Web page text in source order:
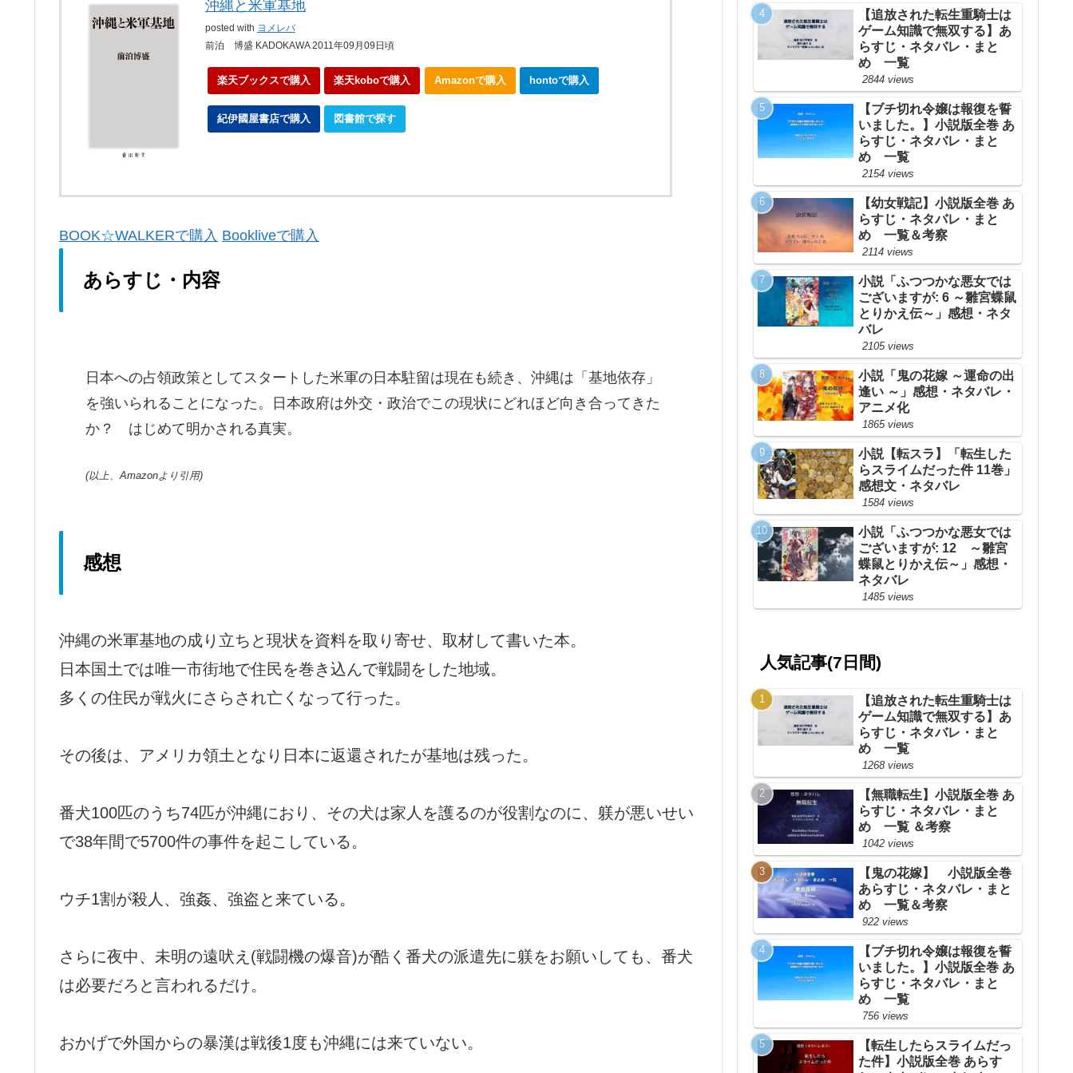
沖縄と米軍基地
posted with ヨメレバ
前泊 博盛 KADOKAWA 2011年09月09日頃
楽天ブックスで購入 楽天koboで購入 Amazonで購入 hontoで購入
紀伊國屋書店で購入 図書館で探す
BOOK☆WALKERで購入 Bookliveで購入
あらすじ・内容
日本への占領政策としてスタートした米軍の日本駐留は現在も続き、沖縄は「基地依存」
を強いられることになった。日本政府は外交・政治でこの現状にどれほど向き合ってきた
か？ はじめて明かされる真実。
(以上、Amazonより引用)
感想
沖縄の米軍基地の成り立ちと現状を資料を取り寄せ、取材して書いた本。
日本国土では唯一市街地で住民を巻き込んで戦闘をした地域。
多くの住民が戦火にさらされ亡くなって行った。
その後は、アメリカ領土となり日本に返還されたが基地は残った。
番犬100匹のうち74匹が沖縄におり、その犬は家人を護るのが役割なのに、躾が悪いせい
で38年間で5700件の事件を起こしている。
ウチ1割が殺人、強姦、強盗と来ている。
さらに夜中、未明の遠吠え(戦闘機の爆音)が酷く番犬の派遣先に躾をお願いしても、番犬
は必要だろと言われるだけ。
おかげで外国からの暴漢は戦後1度も沖縄には来ていない。
【追放された転生重騎士は
ゲーム知識で無双する】あ
らすじ・ネタバレ・まと
め 一覧
2844 views
【ブチ切れ令嬢は報復を誓
いました。】小説版全巻 あ
らすじ・ネタバレ・まと
め 一覧
2154 views
【幼女戦記】小説版全巻 あ
らすじ・ネタバレ・まと
め 一覧＆考察
2114 views
小説「ふつつかな悪女では
ございますが: 6 ～雛宮蝶鼠
とりかえ伝～」感想・ネタ
バレ
2105 views
小説「鬼の花嫁 ～運命の出
逢い ～」感想・ネタバレ・
アニメ化
1865 views
小説【転スラ】「転生した
らスライムだった件 11巻」
感想文・ネタバレ
1584 views
小説「ふつつかな悪女では
ございますが: 12 ～雛宮
蝶鼠とりかえ伝～」感想・
ネタバレ
1485 views
人気記事(7日間)
【追放された転生重騎士は
ゲーム知識で無双する】あ
らすじ・ネタバレ・まと
め 一覧
1268 views
【無職転生】小説版全巻 あ
らすじ・ネタバレ・まと
め 一覧 ＆考察
1042 views
【鬼の花嫁】 小説版全巻
あらすじ・ネタバレ・まと
め 一覧＆考察
922 views
【ブチ切れ令嬢は報復を誓
いました。】小説版全巻 あ
らすじ・ネタバレ・まと
め 一覧
756 views
【転生したらスライムだっ
た件】小説版全巻 あらす